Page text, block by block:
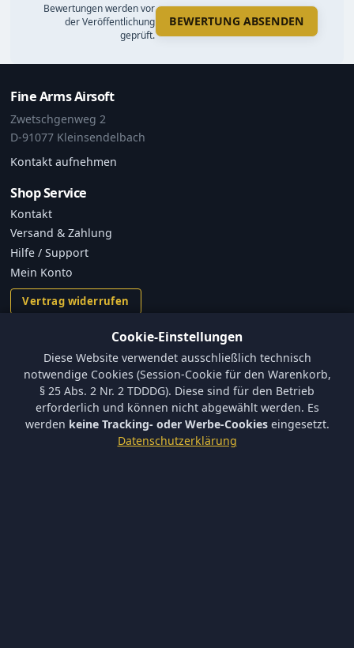
Bewertungen werden vor
der Veröffentlichung
geprüft.
BEWERTUNG ABSENDEN
Fine Arms Airsoft
Zwetschgenweg 2
D-91077 Kleinsendelbach
Kontakt aufnehmen
Shop Service
Kontakt
Versand & Zahlung
Hilfe / Support
Mein Konto
Vertrag widerrufen
Versand und Zahlungsbedingungen
Batterieverordnung & Sicherheitshinweise
Datenschutz
Cookie-Einstellungen
Diese Website verwendet ausschließlich technisch
notwendige Cookies (Session-Cookie für den Warenkorb,
§ 25 Abs. 2 Nr. 2 TDDDG). Diese sind für den Betrieb
erforderlich und können nicht abgewählt werden. Es
werden keine Tracking- oder Werbe-Cookieseingesetzt.
Datenschutzerklärung